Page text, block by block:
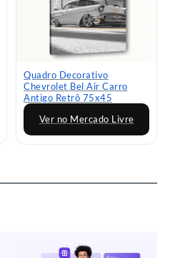
Quadro Decorativo
Chevrolet Bel Air Carro
Antigo Retrô 75x45
Ver no Mercado Livre